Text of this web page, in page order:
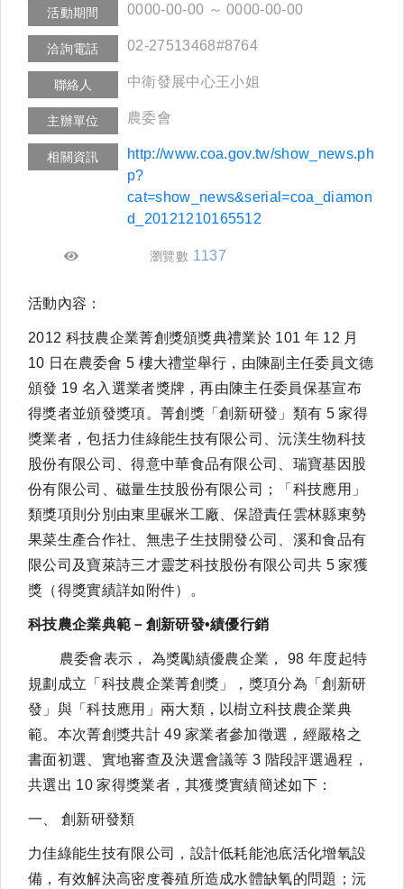
活動期間 0000-00-00 ～ 0000-00-00
洽詢電話 02-27513468#8764
聯絡人 中衛發展中心王小姐
主辦單位 農委會
相關資訊
http://www.coa.gov.tw/show_news.ph
p?
cat=show_news&serial=coa_diamon
d_20121210165512
瀏覽數 1137
活動內容：
2012 科技農企業菁創獎頒獎典禮業於 101 年 12 月
10 日在農委會 5 樓大禮堂舉行，由陳副主任委員文德
頒發 19 名入選業者獎牌，再由陳主任委員保基宣布
得獎者並頒發獎項。菁創獎「創新研發」類有 5 家得
獎業者，包括力佳綠能生技有限公司、沅渼生物科技
股份有限公司、得意中華食品有限公司、瑞寶基因股
份有限公司、磁量生技股份有限公司；「科技應用」
類獎項則分別由東里碾米工廠、保證責任雲林縣東勢
果菜生產合作社、無患子生技開發公司、溪和食品有
限公司及寶萊詩三才靈芝科技股份有限公司共 5 家獲
獎（得獎實績詳如附件）。
科技農企業典範－創新研發•績優行銷
農委會表示， 為獎勵績優農企業， 98 年度起特
規劃成立「科技農企業菁創獎」，獎項分為「創新研
發」與「科技應用」兩大類，以樹立科技農企業典
範。本次菁創獎共計 49 家業者參加徵選，經嚴格之
書面初選、實地審查及決選會議等 3 階段評選過程，
共選出 10 家得獎業者，其獲獎實績簡述如下：
一、 創新研發類
力佳綠能生技有限公司，設計低耗能池底活化增氧設
備，有效解決高密度養殖所造成水體缺氧的問題；沅